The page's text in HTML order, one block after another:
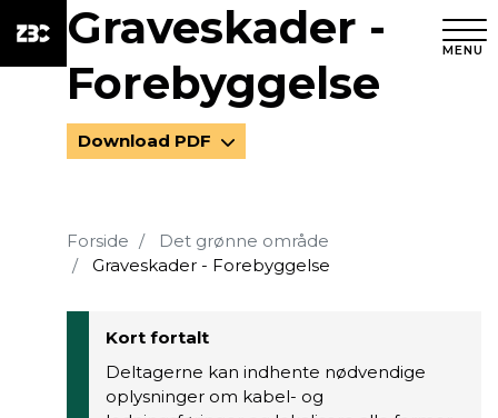
MENU
Graveskader -
Forebyggelse
Download PDF
Forside
Det grønne område
Graveskader - Forebyggelse
Kort fortalt
Deltagerne kan indhente nødvendige
oplysninger om kabel- og